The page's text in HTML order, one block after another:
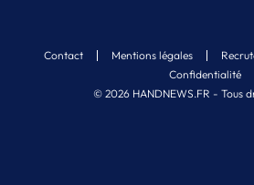
© 2026 HANDNEWS.FR - Tous
Contact Mentions légales
Confidentialité